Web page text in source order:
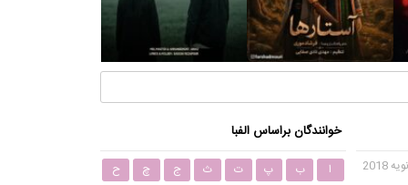
خوانندگان براساس الفبا
ا ب پ ت ث ج چ
ح